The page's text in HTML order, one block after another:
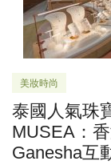
美妝時尚
泰國人氣珠
MUSEA：
Ganesha互